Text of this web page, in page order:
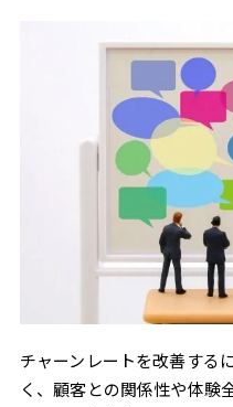
チャーンレートを改善する
く、顧客との関係性や体験